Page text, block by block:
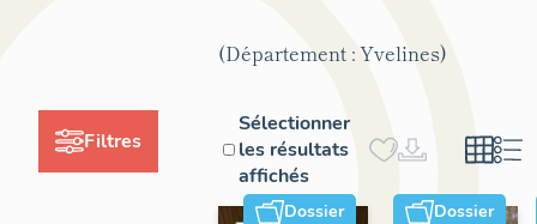
Filtres
(Département : Yvelines)
Sélectionner
les résultats
affichés
Dossier Dossier